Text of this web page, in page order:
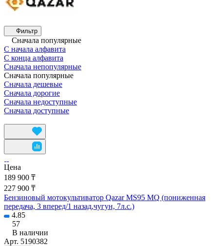
Фильтр
Сначала популярные
С начала алфавита
С конца алфавита
Сначала непопулярные
Сначала популярные
Сначала дешевые
Сначала дорогие
Сначала недоступные
Сначала доступные
Цена
189 900 ₸
227 900 ₸
Бензиновый мотокультиватор Qazar MS95 MQ (пониженная
передача, 3 вперед/1 назад,чугун, 7л.с.)
4.85
57
В наличии
Арт. 5190382